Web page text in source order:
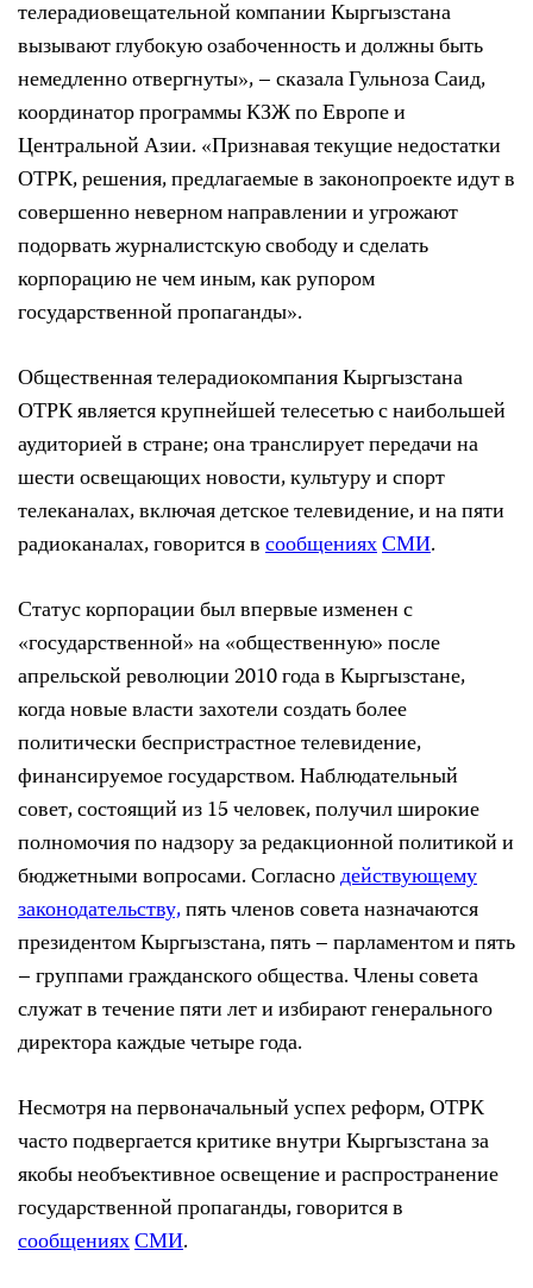
телерадиовещательной компании Кыргызстана
вызывают глубокую озабоченность и должны быть
немедленно отвергнуты», – сказала Гульноза Саид,
координатор программы КЗЖ по Европе и
Центральной Азии. «Признавая текущие недостатки
ОТРК, решения, предлагаемые в законопроекте идут в
совершенно неверном направлении и угрожают
подорвать журналистскую свободу и сделать
корпорацию не чем иным, как рупором
государственной пропаганды».
Общественная телерадиокомпания Кыргызстана
ОТРК является крупнейшей телесетью с наибольшей
аудиторией в стране; она транслирует передачи на
шести освещающих новости, культуру и спорт
телеканалах, включая детское телевидение, и на пяти
радиоканалах, говорится всообщенияхСМИ.
Статус корпорации был впервые изменен с
«государственной» на «общественную» после
апрельской революции 2010 года в Кыргызстане,
когда новые власти захотели создать более
политически беспристрастное телевидение,
финансируемое государством. Наблюдательный
совет, состоящий из 15 человек, получил широкие
полномочия по надзору за редакционной политикой и
бюджетными вопросами. Согласнодействующему
законодательству,пять членов совета назначаются
президентом Кыргызстана, пять – парламентом и пять
– группами гражданского общества. Члены совета
служат в течение пяти лет и избирают генерального
директора каждые четыре года.
Несмотря на первоначальный успех реформ, ОТРК
часто подвергается критике внутри Кыргызстана за
якобы необъективное освещение и распространение
государственной пропаганды, говорится в
сообщенияхСМИ.